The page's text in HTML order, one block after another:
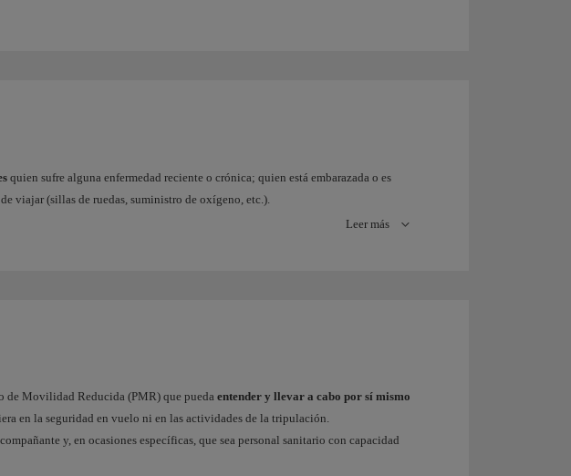
quien sufre alguna enfermedad reciente o crónica; quien está embarazada o es
viajar (sillas de ruedas, suministro de oxígeno, etc.).
de salud para viajar. En algunos casos, lo trataremos como un caso médico
Médico para volar:
Leer más
de Movilidad Reducida (PMR) que pueda entender y llevar a cabo por sí mismo
en la seguridad en vuelo ni en las actividades de la tripulación.
y, en ocasiones específicas, que sea personal sanitario con capacidad